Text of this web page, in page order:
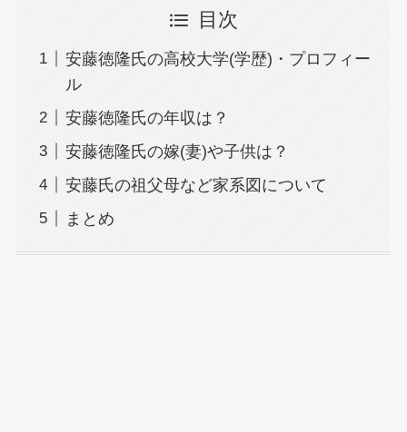
目次
安藤徳隆氏の高校大学(学歴)・プロフィー
ル
安藤徳隆氏の年収は？
安藤徳隆氏の嫁(妻)や子供は？
安藤氏の祖父母など家系図について
まとめ